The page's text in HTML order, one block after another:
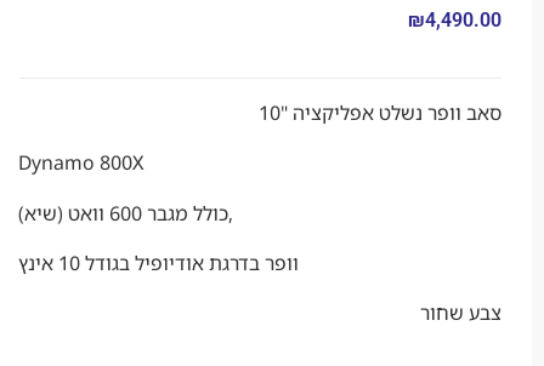
₪
נשלט אפליקציה "10
Dynamo 800X
וופר בדרגת אודיופיל בגודל 10 אינץ